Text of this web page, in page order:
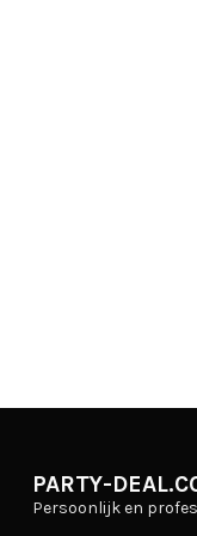
PARTY-
Persoonlijk en